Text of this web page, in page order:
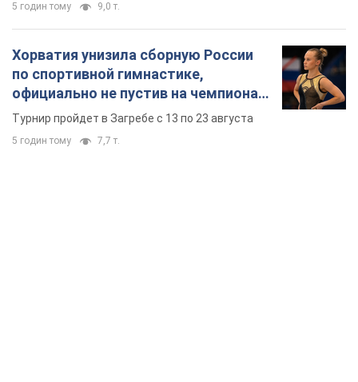
5 годин тому 9,0 т.
Хорватия унизила сборную России
по спортивной гимнастике,
официально не пустив на чемпионат
Европы основных спортсменов
Турнир пройдет в Загребе с 13 по 23 августа
5 годин тому 7,7 т.